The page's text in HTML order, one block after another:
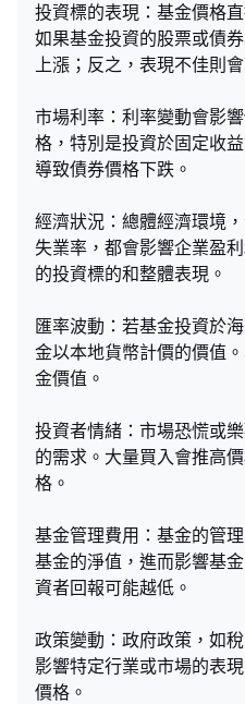
投資標的表現：基金價格
如果基金投資的股票或債
上漲；反之，表現不佳則
市場利率：利率變動會影
格，特別是投資於固定收
導致債券價格下跌。
經濟狀況：總體經濟環境
失業率，都會影響企業盈
的投資標的和整體表現。
匯率波動：若基金投資於
金以本地貨幣計價的價值
金價值。
投資者情緒：市場恐慌或
的需求。大量買入會推高
格。
基金管理費用：基金的管
基金的淨值，進而影響基
資者回報可能越低。
政策變動：政府政策，如
影響特定行業或市場的表
價格。